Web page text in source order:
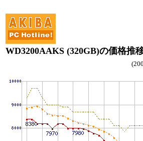
WD3200AAKS (320GB)の価格推